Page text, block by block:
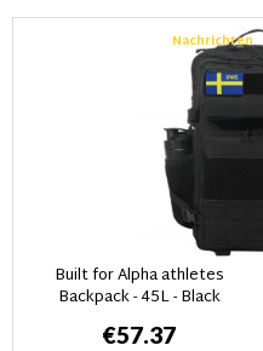
Nachrichten
Built for Alpha athletes
Backpack - 45L - Black
€57.37